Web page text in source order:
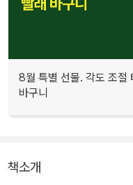
8월 특별 선물. 각도 조절
바구니
책소개